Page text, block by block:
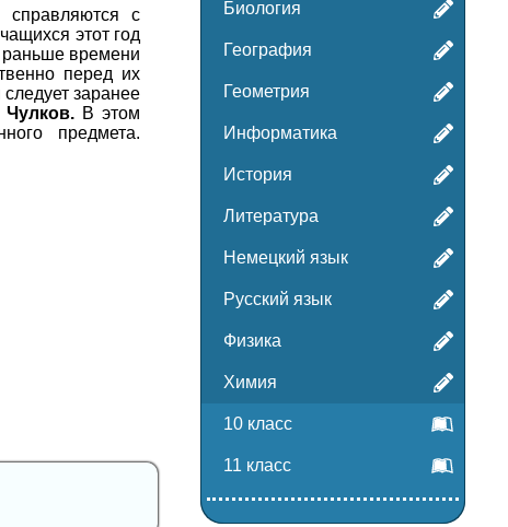
справляются с
этот год
раньше времени
перед их
заранее
Чулков. В этом
предмета.
Биология
География
Геометрия
Информатика
История
Литература
Немецкий язык
Русский язык
Физика
Химия
10 класс
11 класс